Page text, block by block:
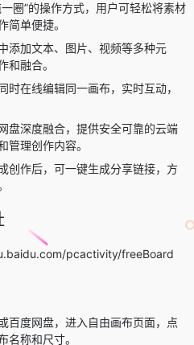
一圈”的操作方式，用户可轻松将素材
简单便捷。
添加文本、图片、视频等多种元
和融合。
时在线编辑同一画布，实时互动，
盘深度融合，提供安全可靠的云端
管理创作内容。
创作后，可一键生成分享链接，方
pcactivity/freeBoard
百度网盘，进入自由画布页面，点
名称和尺寸。